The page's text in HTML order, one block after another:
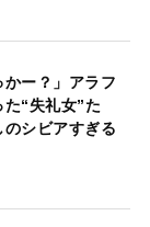
かー？」アラフ
“失礼女”た
シビアすぎる